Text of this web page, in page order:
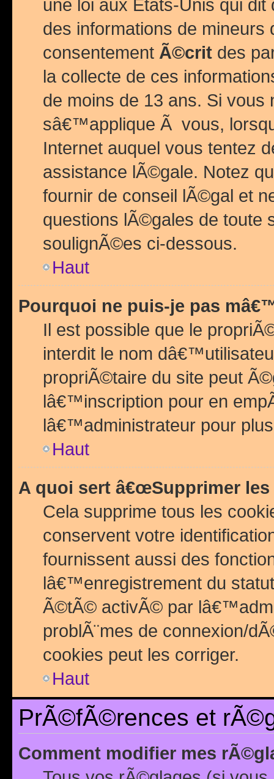
une loi aux Etats-Unis qui
des informations de mineurs
consentement Ã©crit des
la collecte de ces
de moins de 13 ans. Si
sâ€™applique Ã vous,
Internet auquel vous tentez
assistance lÃ©gale. Notez
fournir de conseil lÃ©gal et
questions lÃ©gales de
soulignÃ©es ci-dessous.
Haut
Pourquoi ne puis-je pas
Il est possible que le
interdit le nom
propriÃ©taire du site peut
lâ€™inscription pour en
lâ€™administrateur pour
Haut
A quoi sert â€œSupprimer les
Cela supprime tous les
conservent votre
fournissent aussi des
lâ€™enregistrement du
Ã©tÃ© activÃ© par
problÃ¨mes de connexion/
cookies peut les corriger.
Haut
PrÃ©fÃ©rences et
Comment modifier mes